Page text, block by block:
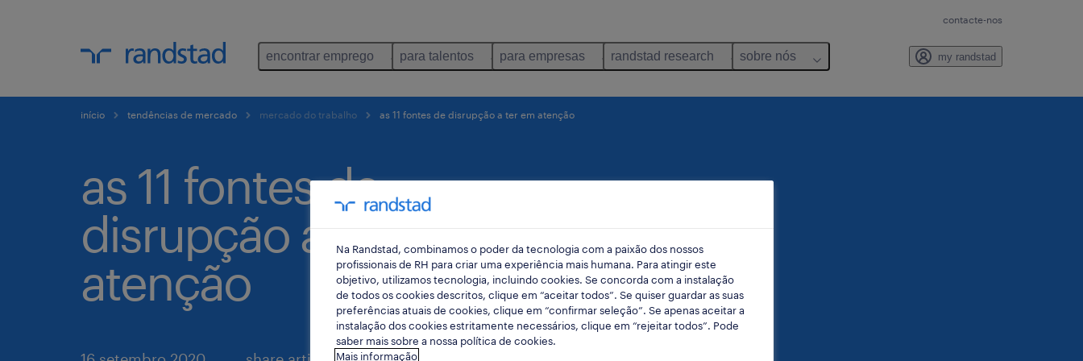
contacte-nos
encontrar emprego para talentos para empresas randstad research sobre nós my randstad
início tendências de mercado mercado do trabalho as 11 fontes de disrupção a ter em atenção
as 11 fontes de
disrupção a ter em
atenção
Na Randstad, combinamos o poder da tecnologia com a paixão dos nossos
profissionais de RH para criar uma experiência mais humana. Para atingir este
objetivo, utilizamos tecnologia, incluindo cookies. Se concorda com a instalação
de todos os cookies descritos, clique em “aceitar todos”. Se quiser guardar as suas
preferências atuais de cookies, clique em “confirmar seleção”. Se apenas aceitar a
instalação dos cookies estritamente necessários, clique em “rejeitar todos”. Pode
saber mais sobre a nossa política de cookies.
Mais informação